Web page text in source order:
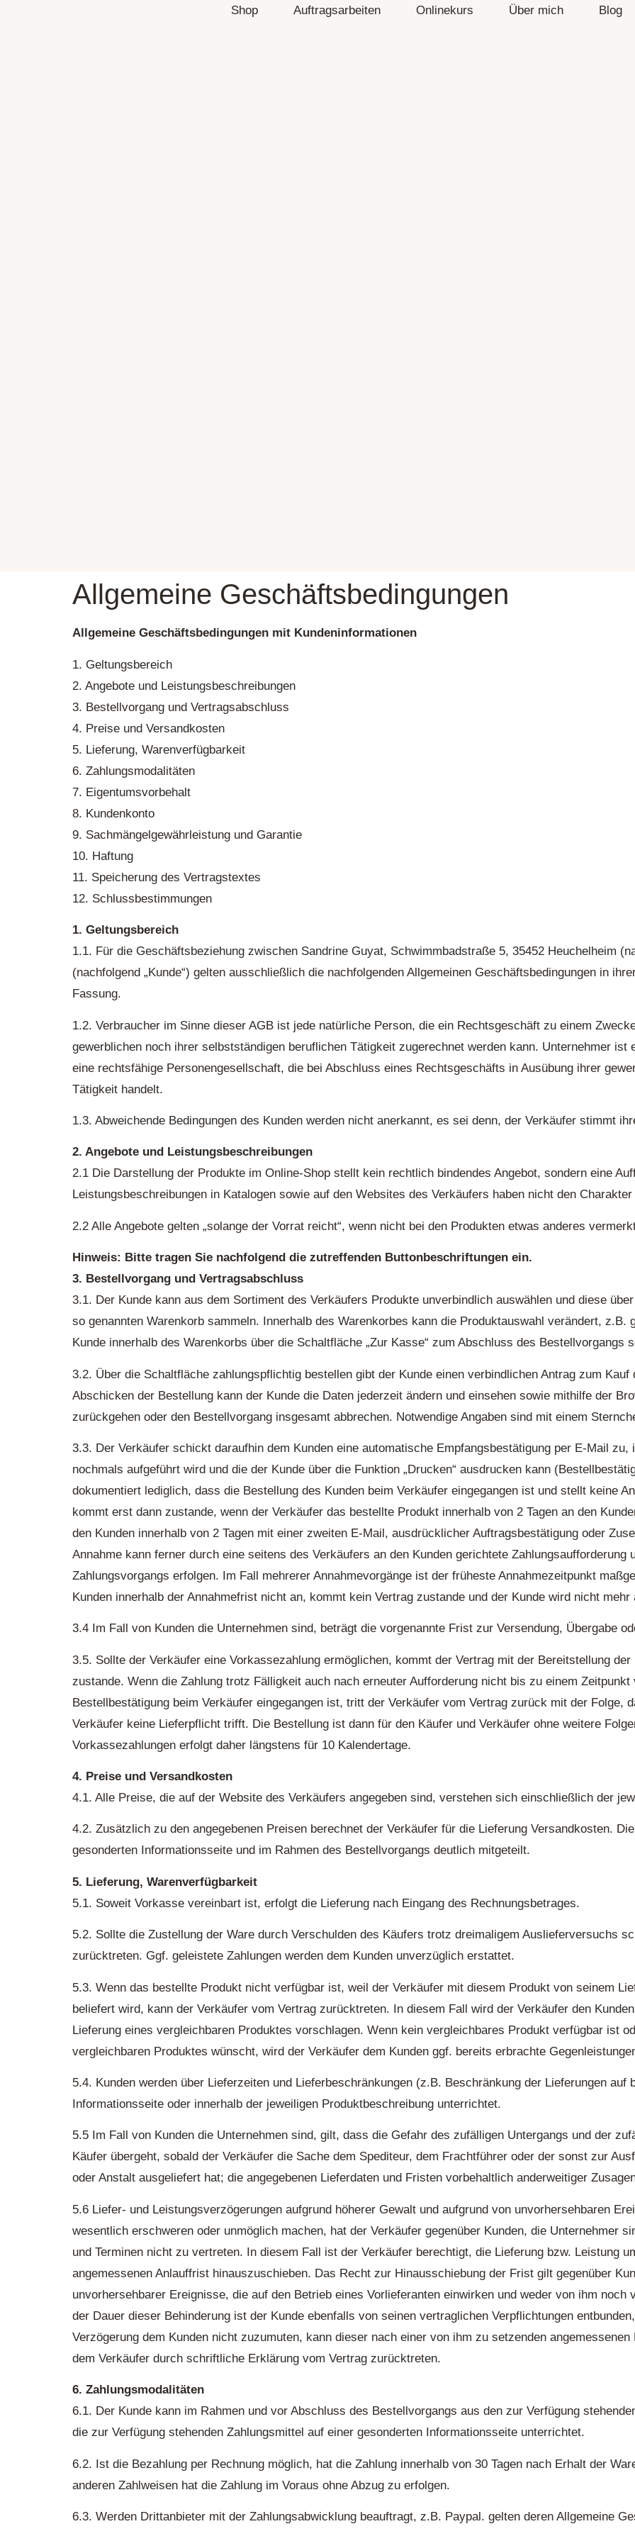
Shop Auftragsarbeiten Onlinekurs Über mich Blog
Allgemeine Geschäftsbedingungen
Allgemeine Geschäftsbedingungen mit Kundeninformationen
1. Geltungsbereich
2. Angebote und Leistungsbeschreibungen
3. Bestellvorgang und Vertragsabschluss
4. Preise und Versandkosten
5. Lieferung, Warenverfügbarkeit
6. Zahlungsmodalitäten
7. Eigentumsvorbehalt
8. Kundenkonto
9. Sachmängelgewährleistung und Garantie
10. Haftung
11. Speicherung des Vertragstextes
12. Schlussbestimmungen
1. Geltungsbereich
1.1. Für die Geschäftsbeziehung zwischen Sandrine Guyat, Schwimmbadstraße 5, 35452 Heuchelheim
(nachfolgend „Kunde“) gelten ausschließlich die nachfolgenden Allgemeinen Geschäftsbedingungen in
Fassung.
1.2. Verbraucher im Sinne dieser AGB ist jede natürliche Person, die ein Rechtsgeschäft zu einem
gewerblichen noch ihrer selbstständigen beruflichen Tätigkeit zugerechnet werden kann. Unternehmer
eine rechtsfähige Personengesellschaft, die bei Abschluss eines Rechtsgeschäfts in Ausübung ihrer
Tätigkeit handelt.
1.3. Abweichende Bedingungen des Kunden werden nicht anerkannt, es sei denn, der Verkäufer stimmt
2. Angebote und Leistungsbeschreibungen
2.1 Die Darstellung der Produkte im Online-Shop stellt kein rechtlich bindendes Angebot, sondern eine
Leistungsbeschreibungen in Katalogen sowie auf den Websites des Verkäufers haben nicht den
2.2 Alle Angebote gelten „solange der Vorrat reicht“, wenn nicht bei den Produkten etwas anderes
Hinweis: Bitte tragen Sie nachfolgend die zutreffenden Buttonbeschriftungen ein.
3. Bestellvorgang und Vertragsabschluss
3.1. Der Kunde kann aus dem Sortiment des Verkäufers Produkte unverbindlich auswählen und diese
so genannten Warenkorb sammeln. Innerhalb des Warenkorbes kann die Produktauswahl verändert, z.B.
Kunde innerhalb des Warenkorbs über die Schaltfläche „Zur Kasse“ zum Abschluss des Bestellvorgangs
3.2. Über die Schaltfläche zahlungspflichtig bestellen gibt der Kunde einen verbindlichen Antrag zum
Abschicken der Bestellung kann der Kunde die Daten jederzeit ändern und einsehen sowie mithilfe der
zurückgehen oder den Bestellvorgang insgesamt abbrechen. Notwendige Angaben sind mit einem
3.3. Der Verkäufer schickt daraufhin dem Kunden eine automatische Empfangsbestätigung per E-Mail
nochmals aufgeführt wird und die der Kunde über die Funktion „Drucken“ ausdrucken kann
dokumentiert lediglich, dass die Bestellung des Kunden beim Verkäufer eingegangen ist und stellt keine
kommt erst dann zustande, wenn der Verkäufer das bestellte Produkt innerhalb von 2 Tagen an den
den Kunden innerhalb von 2 Tagen mit einer zweiten E-Mail, ausdrücklicher Auftragsbestätigung oder
Annahme kann ferner durch eine seitens des Verkäufers an den Kunden gerichtete Zahlungsaufforderung
Zahlungsvorgangs erfolgen. Im Fall mehrerer Annahmevorgänge ist der früheste Annahmezeitpunkt
Kunden innerhalb der Annahmefrist nicht an, kommt kein Vertrag zustande und der Kunde wird nicht mehr
3.4 Im Fall von Kunden die Unternehmen sind, beträgt die vorgenannte Frist zur Versendung, Übergabe
3.5. Sollte der Verkäufer eine Vorkassezahlung ermöglichen, kommt der Vertrag mit der Bereitstellung
zustande. Wenn die Zahlung trotz Fälligkeit auch nach erneuter Aufforderung nicht bis zu einem
Bestellbestätigung beim Verkäufer eingegangen ist, tritt der Verkäufer vom Vertrag zurück mit der Folge,
Verkäufer keine Lieferpflicht trifft. Die Bestellung ist dann für den Käufer und Verkäufer ohne weitere
Vorkassezahlungen erfolgt daher längstens für 10 Kalendertage.
4. Preise und Versandkosten
4.1. Alle Preise, die auf der Website des Verkäufers angegeben sind, verstehen sich einschließlich der
4.2. Zusätzlich zu den angegebenen Preisen berechnet der Verkäufer für die Lieferung Versandkosten.
gesonderten Informationsseite und im Rahmen des Bestellvorgangs deutlich mitgeteilt.
5. Lieferung, Warenverfügbarkeit
5.1. Soweit Vorkasse vereinbart ist, erfolgt die Lieferung nach Eingang des Rechnungsbetrages.
5.2. Sollte die Zustellung der Ware durch Verschulden des Käufers trotz dreimaligem Auslieferversuchs
zurücktreten. Ggf. geleistete Zahlungen werden dem Kunden unverzüglich erstattet.
5.3. Wenn das bestellte Produkt nicht verfügbar ist, weil der Verkäufer mit diesem Produkt von seinem
beliefert wird, kann der Verkäufer vom Vertrag zurücktreten. In diesem Fall wird der Verkäufer den
Lieferung eines vergleichbaren Produktes vorschlagen. Wenn kein vergleichbares Produkt verfügbar ist
vergleichbaren Produktes wünscht, wird der Verkäufer dem Kunden ggf. bereits erbrachte
5.4. Kunden werden über Lieferzeiten und Lieferbeschränkungen (z.B. Beschränkung der Lieferungen auf
Informationsseite oder innerhalb der jeweiligen Produktbeschreibung unterrichtet.
5.5 Im Fall von Kunden die Unternehmen sind, gilt, dass die Gefahr des zufälligen Untergangs und der
Käufer übergeht, sobald der Verkäufer die Sache dem Spediteur, dem Frachtführer oder der sonst zur
oder Anstalt ausgeliefert hat; die angegebenen Lieferdaten und Fristen vorbehaltlich anderweitiger
5.6 Liefer- und Leistungsverzögerungen aufgrund höherer Gewalt und aufgrund von unvorhersehbaren
wesentlich erschweren oder unmöglich machen, hat der Verkäufer gegenüber Kunden, die Unternehmer
und Terminen nicht zu vertreten. In diesem Fall ist der Verkäufer berechtigt, die Lieferung bzw. Leistung
angemessenen Anlauffrist hinauszuschieben. Das Recht zur Hinausschiebung der Frist gilt gegenüber
unvorhersehbarer Ereignisse, die auf den Betrieb eines Vorlieferanten einwirken und weder von ihm
der Dauer dieser Behinderung ist der Kunde ebenfalls von seinen vertraglichen Verpflichtungen
Verzögerung dem Kunden nicht zuzumuten, kann dieser nach einer von ihm zu setzenden
dem Verkäufer durch schriftliche Erklärung vom Vertrag zurücktreten.
6. Zahlungsmodalitäten
6.1. Der Kunde kann im Rahmen und vor Abschluss des Bestellvorgangs aus den zur Verfügung
die zur Verfügung stehenden Zahlungsmittel auf einer gesonderten Informationsseite unterrichtet.
6.2. Ist die Bezahlung per Rechnung möglich, hat die Zahlung innerhalb von 30 Tagen nach Erhalt der
anderen Zahlweisen hat die Zahlung im Voraus ohne Abzug zu erfolgen.
6.3. Werden Drittanbieter mit der Zahlungsabwicklung beauftragt, z.B. Paypal. gelten deren Allgemeine